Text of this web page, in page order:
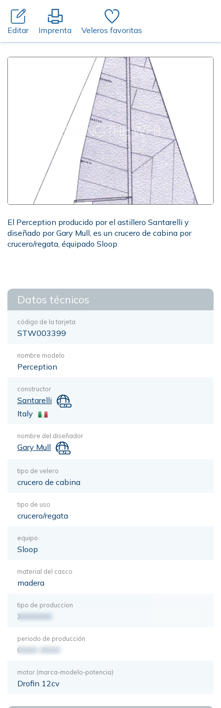
Editar Imprenta Veleros favoritas
El Perception producido por el astillero Santarelli y
diseñado por Gary Mull, es un crucero de cabina por
crucero/regata, équipado Sloop
Datos técnicos
código de la tarjeta
STW003399
nombre modelo
Perception
constructor
Santarelli
Italy
nombre del diseñador
Gary Mull
tipo de velero
crucero de cabina
tipo de uso
crucero/regata
equipo
Sloop
material del casco
madera
tipo de produccion
XXXXXXX
periodo de producción
0000-0000
motor (marca-modelo-potencia)
Drofin 12cv